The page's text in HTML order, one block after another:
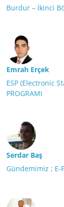
Burdur – İkinci
Emrah Erçek
ESP (Electronic
PROGRAMI
Serdar Baş
Gündemimiz ; E-